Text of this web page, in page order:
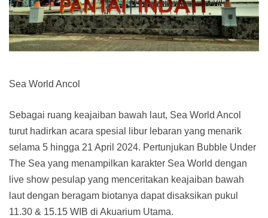
Sea World Ancol
Sebagai ruang keajaiban bawah laut, Sea World Ancol
turut hadirkan acara spesial libur lebaran yang menarik
selama 5 hingga 21 April 2024. Pertunjukan Bubble Under
The Sea yang menampilkan karakter Sea World dengan
live show pesulap yang menceritakan keajaiban bawah
laut dengan beragam biotanya dapat disaksikan pukul
11.30 & 15.15 WIB di Akuarium Utama.